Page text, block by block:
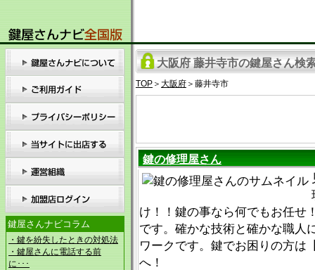
鍵屋さんナビコラム
・鍵を紛失したときの対処法
・鍵屋さんに電話する前
に･･･
大阪府 藤井寺市の鍵屋さん検
TOP ＞ 大阪府 ＞藤井寺市
鍵の修理屋さん
け！！鍵の事なら何でもお任せ
です。確かな技術と確かな職人
ワークです。鍵でお困りの方は
へ！